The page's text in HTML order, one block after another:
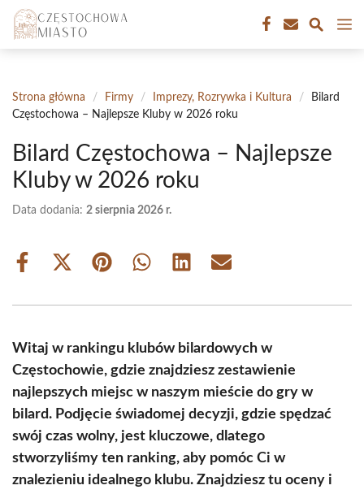
Przejdź
treści
Strona główna / Firmy / Imprezy, Rozrywka i Kultura /
Bilard
Częstochowa – Najlepsze Kluby w 2026 roku
Bilard Częstochowa – Najlepsze
Kluby w 2026 roku
Data dodania: 2 sierpnia 2026 r.
Share
Share
(Twitter)
Share Share Share Share
Witaj w rankingu klubów bilardowych w
Częstochowie, gdzie znajdziesz zestawienie
najlepszych miejsc w naszym mieście do gry w
bilard. Podjęcie świadomej decyzji, gdzie spędzać
swój czas wolny, jest kluczowe, dlatego
stworzyliśmy ten ranking, aby pomóc Ci w
znalezieniu idealnego klubu. Znajdziesz tu oceny i